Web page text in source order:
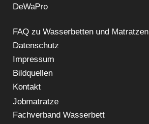
DeWaPro
FAQ zu Wasserbetten und Matratzen
Datenschutz
Impressum
Bildquellen
Kontakt
Jobmatratze
Fachverband Wasserbett